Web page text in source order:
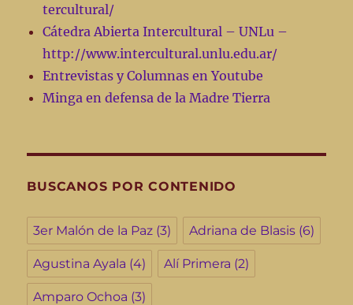
tercultural/
Cátedra Abierta Intercultural – UNLu –
http://www.intercultural.unlu.edu.ar/
Entrevistas y Columnas en Youtube
Minga en defensa de la Madre Tierra
BUSCANOS POR CONTENIDO
3er Malón de la Paz (3) Adriana de Blasis (6)
Agustina Ayala (4) Alí Primera (2)
Amparo Ochoa (3)